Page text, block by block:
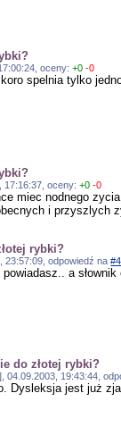
oceny:+0 -0
spelnia tylko
17:16:37, oceny:+0 -0
miec nodnego
i przyszlych
rybki?
23:57:09, odpowiedź na#4
powiadasz.. a
do złotej rybki?
04.09.2003, 19:43:44,
Dysleksja jest już